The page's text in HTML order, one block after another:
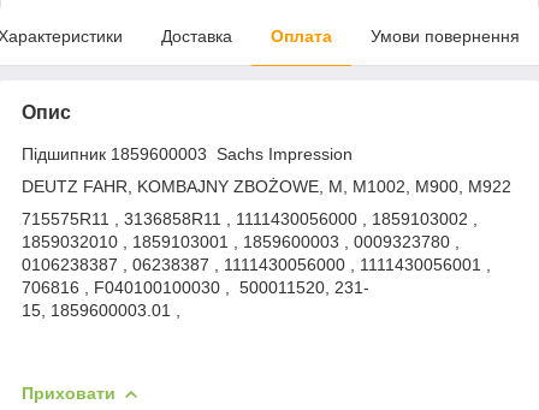
Доставка Оплата Умови повернення
Опис
Підшипник 1859600003 Sachs Impression
DEUTZ FAHR, KOMBAJNY ZBOŻOWE, M, M1002, M900, M922
715575R11 , 3136858R11 , 1111430056000 , 1859103002 ,
1859032010 , 1859103001 , 1859600003 , 0009323780 ,
0106238387 , 06238387 , 1111430056000 , 1111430056001 ,
706816 , F040100100030 , 500011520, 231-
15, 1859600003.01 ,
Приховати